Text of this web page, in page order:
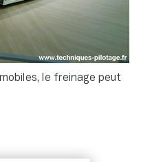
le freinage peut